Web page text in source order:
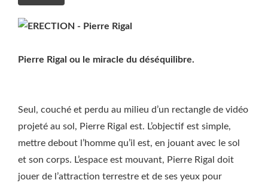
Pierre Rigal ou le miracle du déséquilibre.
Seul, couché et perdu au milieu d’un rectangle de vidéo
projeté au sol, Pierre Rigal est. L’objectif est simple,
mettre debout l’homme qu’il est, en jouant avec le sol
et son corps. L’espace est mouvant, Pierre Rigal doit
jouer de l’attraction terrestre et de ses yeux pour